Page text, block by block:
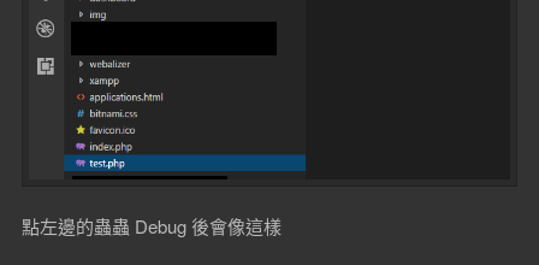
點左邊的蟲蟲 Debug 後會像這樣